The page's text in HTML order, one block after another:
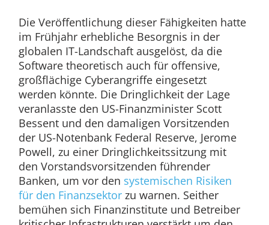
Die Veröffentlichung dieser Fähigkeiten hatte
im Frühjahr erhebliche Besorgnis in der
globalen IT-Landschaft ausgelöst, da die
Software theoretisch auch für offensive,
großflächige Cyberangriffe eingesetzt
werden könnte. Die Dringlichkeit der Lage
veranlasste den US-Finanzminister Scott
Bessent und den damaligen Vorsitzenden
der US-Notenbank Federal Reserve, Jerome
Powell, zu einer Dringlichkeitssitzung mit
den Vorstandsvorsitzenden führender
Banken, um vor den systemischen Risiken
für den Finanzsektorzu warnen. Seither
bemühen sich Finanzinstitute und Betreiber